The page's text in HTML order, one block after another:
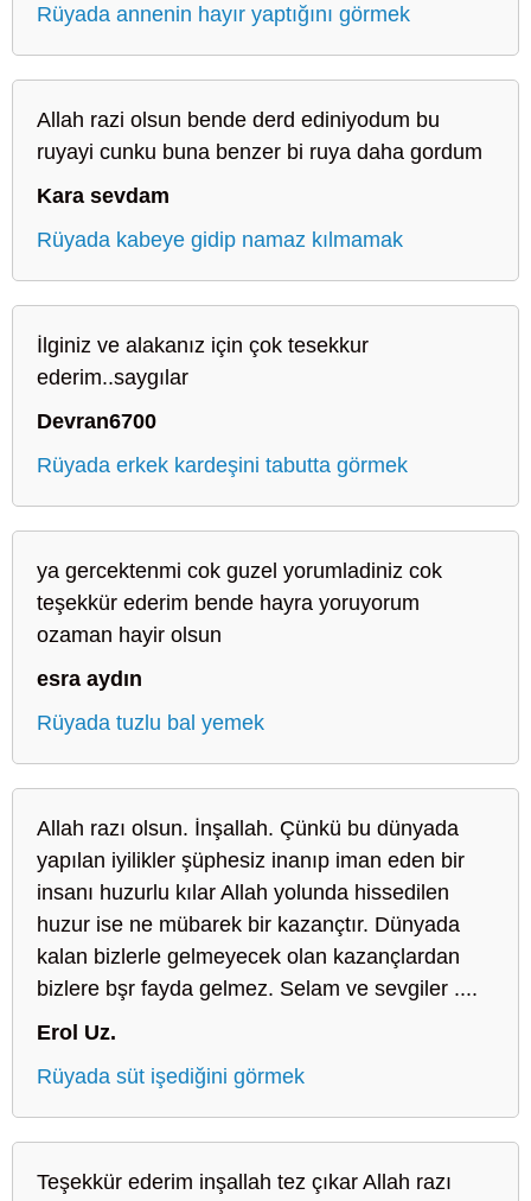
Rüyada annenin hayır yaptığını görmek
Allah razi olsun bende derd ediniyodum bu
ruyayi cunku buna benzer bi ruya daha gordum
Kara sevdam
Rüyada kabeye gidip namaz kılmamak
İlginiz ve alakanız için çok tesekkur
ederim..saygılar
Devran6700
Rüyada erkek kardeşini tabutta görmek
ya gercektenmi cok guzel yorumladiniz cok
teşekkür ederim bende hayra yoruyorum
ozaman hayir olsun
esra aydın
Rüyada tuzlu bal yemek
Allah razı olsun. İnşallah. Çünkü bu dünyada
yapılan iyilikler şüphesiz inanıp iman eden bir
insanı huzurlu kılar Allah yolunda hissedilen
huzur ise ne mübarek bir kazançtır. Dünyada
kalan bizlerle gelmeyecek olan kazançlardan
bizlere bşr fayda gelmez. Selam ve sevgiler ....
Erol Uz.
Rüyada süt işediğini görmek
Teşekkür ederim inşallah tez çıkar Allah razı